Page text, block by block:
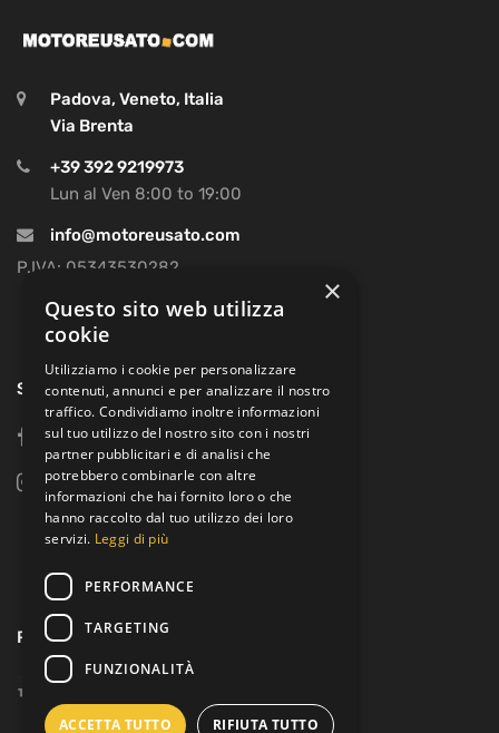
Padova, Veneto, Italia
Via Brenta
+39 392 9219973
Lun al Ven 8:00 to 19:00
info@motoreusato.com
P.IVA: 05343530282
SOCIAL
facebook
instagram
PAGAMENTI:
×
Questo sito web utilizza
cookie
Utilizziamo i cookie per personalizzare
contenuti, annunci e per analizzare il nostro
traffico. Condividiamo inoltre informazioni
sul tuo utilizzo del nostro sito con i nostri
partner pubblicitari e di analisi che
potrebbero combinarle con altre
informazioni che hai fornito loro o che
hanno raccolto dal tuo utilizzo dei loro
servizi. Leggi di più
PERFORMANCE
TARGETING
FUNZIONALITÀ
ACCETTA TUTTO RIFIUTA TUTTO